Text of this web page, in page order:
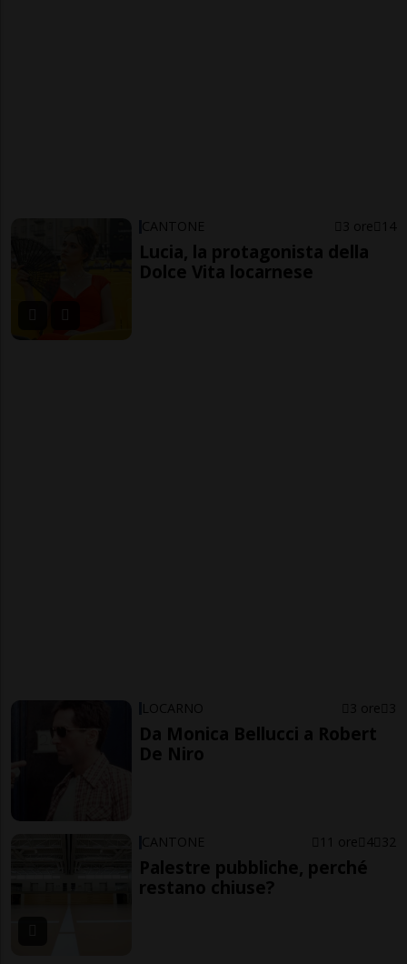
CANTONE 3 ore 14
Lucia, la protagonista della
Dolce Vita locarnese
LOCARNO 3 ore 3
Da Monica Bellucci a Robert
De Niro
CANTONE 11 ore 4 32
Palestre pubbliche, perché
restano chiuse?